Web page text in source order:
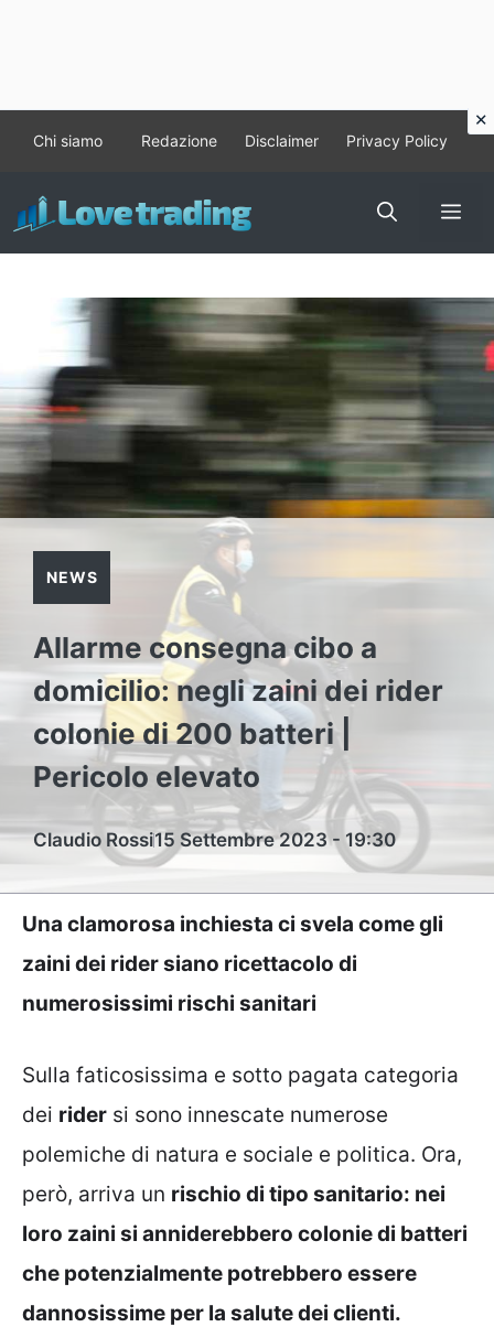
contenuto
Chi siamo Redazione Disclaimer Privacy Policy
NEWS
Allarme consegna cibo a
domicilio: negli zaini dei rider
colonie di 200 batteri |
Pericolo elevato
Claudio Rossi15 Settembre 2023 - 19:30
Una clamorosa inchiesta ci svela come gli
zaini dei rider siano ricettacolo di
numerosissimi rischi sanitari
Sulla faticosissima e sotto pagata categoria
dei rider si sono innescate numerose
polemiche di natura e sociale e politica. Ora,
però, arriva un rischio di tipo sanitario: nei
loro zaini si anniderebbero colonie di batteri
che potenzialmente potrebbero essere
dannosissime per la salute dei clienti.